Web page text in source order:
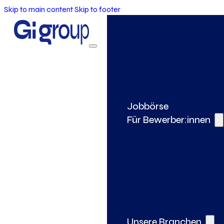
Skip to main contentSkip to footer
Jobbörse
Für Bewerber:innen